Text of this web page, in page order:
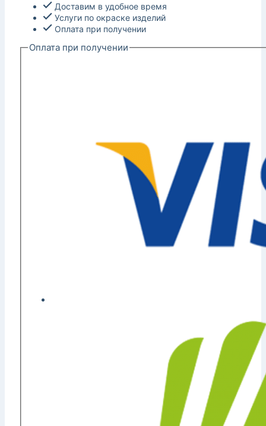
Доставим в удобное время
Услуги по окраске изделий
Оплата при получении
Оплата при получении